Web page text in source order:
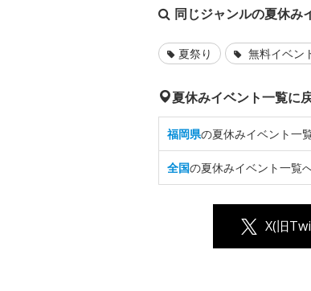
同じジャンルの夏休み
夏祭り 無料イベン
夏休みイベント一覧に
福岡県の夏休みイベント一
全国の夏休みイベント一覧
X(旧